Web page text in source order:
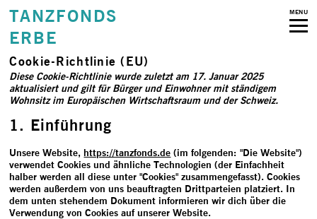
TANZFONDS
ERBE
MENU
Cookie-Richtlinie (EU)
Diese Cookie-Richtlinie wurde zuletzt am 17. Januar 2025
aktualisiert und gilt für Bürger und Einwohner mit ständigem
Wohnsitz im Europäischen Wirtschaftsraum und der Schweiz.
1. Einführung
Unsere Website, https://tanzfonds.de (im folgenden: "Die Website")
verwendet Cookies und ähnliche Technologien (der Einfachheit
halber werden all diese unter "Cookies" zusammengefasst). Cookies
werden außerdem von uns beauftragten Drittparteien platziert. In
dem unten stehendem Dokument informieren wir dich über die
Verwendung von Cookies auf unserer Website.